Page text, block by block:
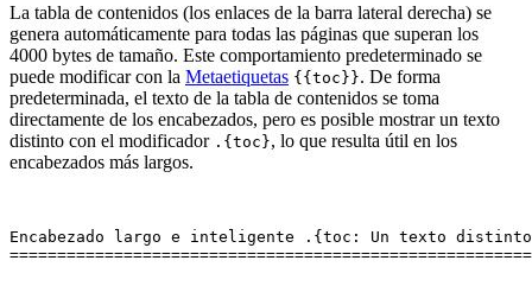
La tabla de contenidos (los enlaces de la barra lateral derecha) se
genera automáticamente para todas las páginas que superan los
4000 bytes de tamaño. Este comportamiento predeterminado se
puede modificar con la Metaetiquetas {{toc}}. De forma
predeterminada, el texto de la tabla de contenidos se toma
directamente de los encabezados, pero es posible mostrar un texto
distinto con el modificador .{toc}, lo que resulta útil en los
encabezados más largos.
Encabezado largo e inteligente .{toc: Un texto distinto